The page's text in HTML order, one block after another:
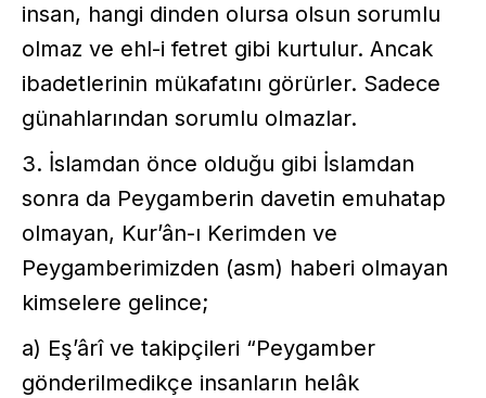
insan, hangi dinden olursa olsun sorumlu
olmaz ve ehl-i fetret gibi kurtulur. Ancak
ibadetlerinin mükafatını görürler. Sadece
günahlarından sorumlu olmazlar.
3. İslamdan önce olduğu gibi İslamdan
sonra da Peygamberin davetin emuhatap
olmayan, Kur’ân-ı Kerimden ve
Peygamberimizden (asm) haberi olmayan
kimselere gelince;
a) Eş’ârî ve takipçileri “Peygamber
gönderilmedikçe insanların helâk